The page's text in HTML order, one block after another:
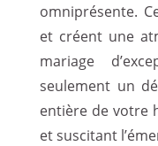
omniprésente.
et créent une
mariage
seulement un
entière de votre
et suscitant